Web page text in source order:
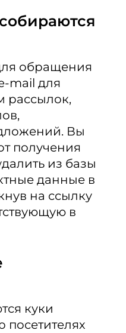
обращения
mail для
рассылок,
Вы
получения
из базы
данные в
на ссылку
в
куки
посетителях